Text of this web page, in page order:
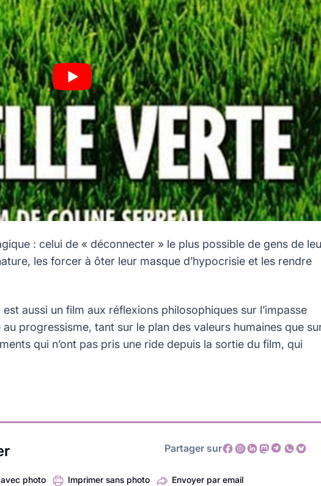
: celui de « déconnecter » le plus possible de gens de
les forcer à ôter leur masque d’hypocrisie et les rendre
aussi un film aux réflexions philosophiques sur l’impasse
progressisme, tant sur le plan des valeurs humaines que
qui n’ont pas pris une ride depuis la sortie du film, qui
Partager sur
photo Imprimer sans photo Envoyer par email